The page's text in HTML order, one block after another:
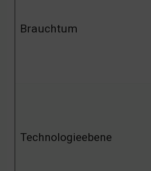
Brauchtum
Technologieebene